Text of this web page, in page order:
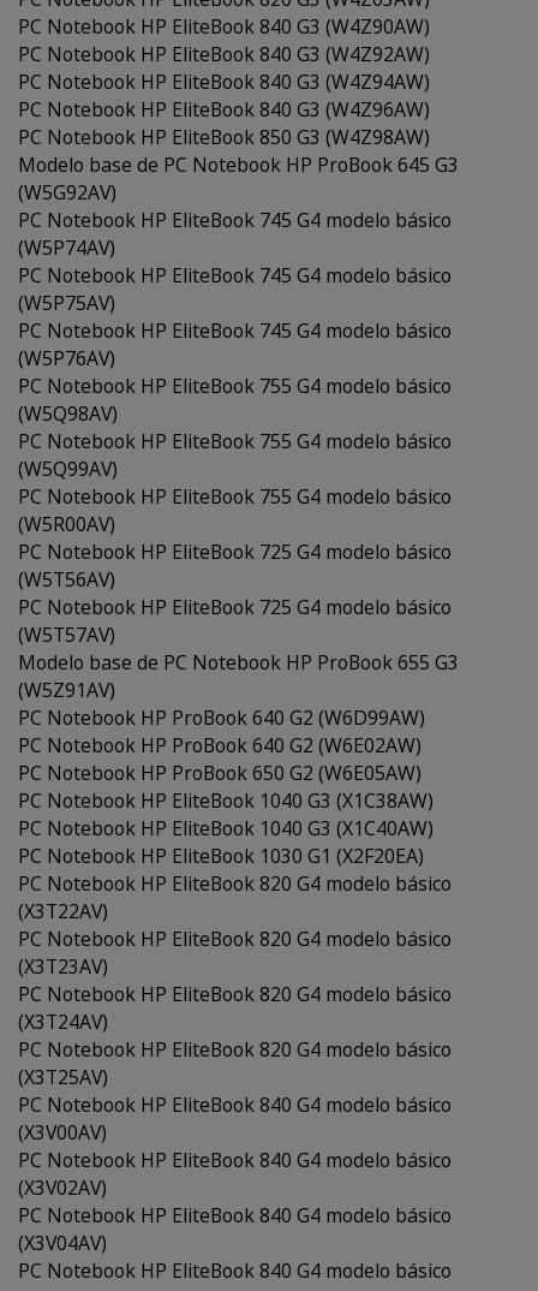
PC Notebook HP EliteBook 840 G3 (W4Z90AW)
PC Notebook HP EliteBook 840 G3 (W4Z92AW)
PC Notebook HP EliteBook 840 G3 (W4Z94AW)
PC Notebook HP EliteBook 840 G3 (W4Z96AW)
PC Notebook HP EliteBook 850 G3 (W4Z98AW)
Modelo base de PC Notebook HP ProBook 645 G3
(W5G92AV)
PC Notebook HP EliteBook 745 G4 modelo básico
(W5P74AV)
PC Notebook HP EliteBook 745 G4 modelo básico
(W5P75AV)
PC Notebook HP EliteBook 745 G4 modelo básico
(W5P76AV)
PC Notebook HP EliteBook 755 G4 modelo básico
(W5Q98AV)
PC Notebook HP EliteBook 755 G4 modelo básico
(W5Q99AV)
PC Notebook HP EliteBook 755 G4 modelo básico
(W5R00AV)
PC Notebook HP EliteBook 725 G4 modelo básico
(W5T56AV)
PC Notebook HP EliteBook 725 G4 modelo básico
(W5T57AV)
Modelo base de PC Notebook HP ProBook 655 G3
(W5Z91AV)
PC Notebook HP ProBook 640 G2 (W6D99AW)
PC Notebook HP ProBook 640 G2 (W6E02AW)
PC Notebook HP ProBook 650 G2 (W6E05AW)
PC Notebook HP EliteBook 1040 G3 (X1C38AW)
PC Notebook HP EliteBook 1040 G3 (X1C40AW)
PC Notebook HP EliteBook 1030 G1 (X2F20EA)
PC Notebook HP EliteBook 820 G4 modelo básico
(X3T22AV)
PC Notebook HP EliteBook 820 G4 modelo básico
(X3T23AV)
PC Notebook HP EliteBook 820 G4 modelo básico
(X3T24AV)
PC Notebook HP EliteBook 820 G4 modelo básico
(X3T25AV)
PC Notebook HP EliteBook 840 G4 modelo básico
(X3V00AV)
PC Notebook HP EliteBook 840 G4 modelo básico
(X3V02AV)
PC Notebook HP EliteBook 840 G4 modelo básico
(X3V04AV)
PC Notebook HP EliteBook 840 G4 modelo básico